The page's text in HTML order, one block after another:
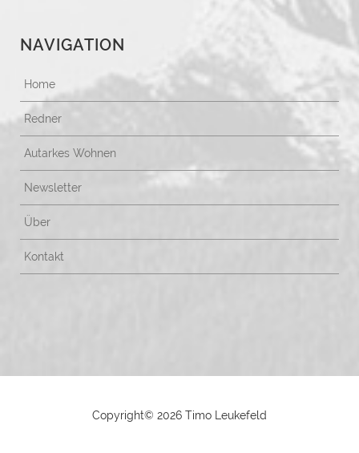
NAVIGATION
Home
Redner
Autarkes Wohnen
Newsletter
Über
Kontakt
Copyright© 2026 Timo Leukefeld